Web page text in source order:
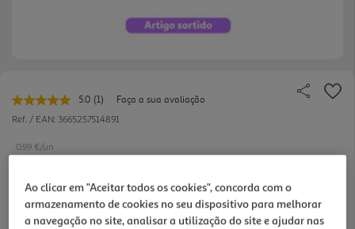
5.0 Leu
uma
para
mesma
página.
(1)
Faça a sua avaliação
Ref. / EAN: 3665257514891
0.99 €/un
0,99 €
Ao clicar em "Aceitar todos os cookies", concorda com o
armazenamento de cookies no seu dispositivo para melhorar
a navegação no site, analisar a utilização do site e ajudar nas